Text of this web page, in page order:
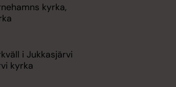
kyrka,
i Jukkasjärvi
kyrka